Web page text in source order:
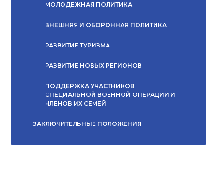
МОЛОДЕЖНАЯ ПОЛИТИКА
ВНЕШНЯЯ И ОБОРОННАЯ ПОЛИТИКА
РАЗВИТИЕ ТУРИЗМА
РАЗВИТИЕ НОВЫХ РЕГИОНОВ
ПОДДЕРЖКА УЧАСТНИКОВ
СПЕЦИАЛЬНОЙ ВОЕННОЙ ОПЕРАЦИИ И
ЧЛЕНОВ ИХ СЕМЕЙ
ЗАКЛЮЧИТЕЛЬНЫЕ ПОЛОЖЕНИЯ